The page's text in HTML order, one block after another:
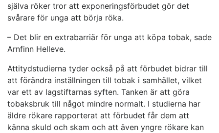
själva röker tror att exponeringsförbudet gör det
svårare för unga att börja röka.
– Det blir en extrabarriär för unga att köpa tobak, sade
Arnfinn Helleve.
Attitydstudierna tyder också på att förbudet bidrar till
att förändra inställningen till tobak i samhället, vilket
var ett av lagstiftarnas syften. Tanken är att göra
tobaksbruk till något mindre normalt. I studierna har
äldre rökare rapporterat att förbudet får dem att
känna skuld och skam och att även yngre rökare kan